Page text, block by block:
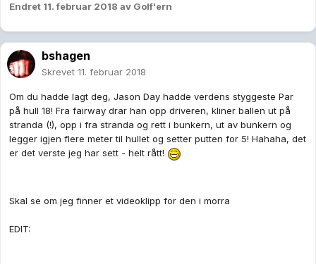
Endret 11. februar 2018 av Golf'ern
bshagen
Skrevet 11. februar 2018
Om du hadde lagt deg, Jason Day hadde verdens styggeste Par
på hull 18! Fra fairway drar han opp driveren, kliner ballen ut på
stranda (!), opp i fra stranda og rett i bunkern, ut av bunkern og
legger igjen flere meter til hullet og setter putten for 5! Hahaha, det
er det verste jeg har sett - helt rått!
Skal se om jeg finner et videoklipp for den i morra
EDIT: